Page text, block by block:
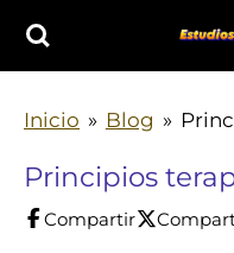
al
Inicio » Blog »
Principios
Compartir